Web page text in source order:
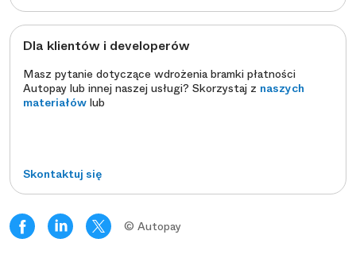
Dla klientów i developerów
Masz pytanie dotyczące wdrożenia bramki płatności
Autopay lub innej naszej usługi? Skorzystaj z naszych
materiałów lub
Skontaktuj się
© Autopay